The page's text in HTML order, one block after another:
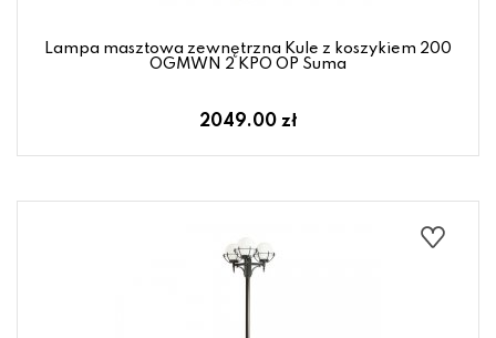
Lampa masztowa zewnętrzna Kule z koszykiem 200
OGMWN 2 KPO OP Suma
2049.00 zł